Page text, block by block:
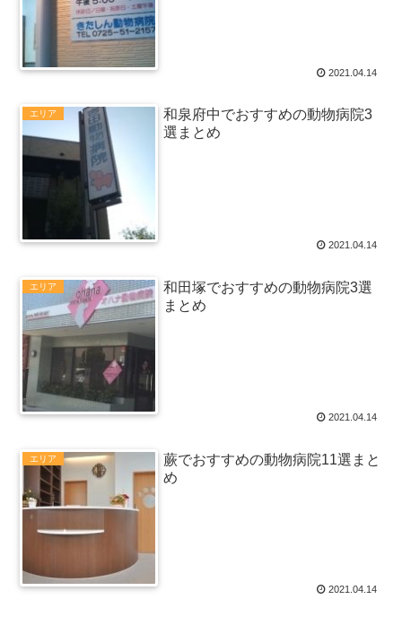
2021.04.14
エリア
和泉府中でおすすめの動物病院3
選まとめ
2021.04.14
エリア
和田塚でおすすめの動物病院3選
まとめ
2021.04.14
エリア
蕨でおすすめの動物病院11選まと
め
2021.04.14